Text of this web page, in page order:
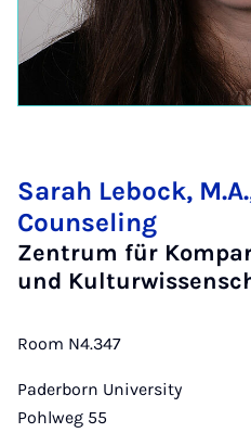
Sarah Lebock,
Counseling
Zentrum für
und
Room N4.347
Paderborn University
Pohlweg 55